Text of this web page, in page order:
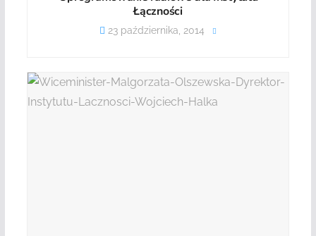
Łączności
23 października, 2014